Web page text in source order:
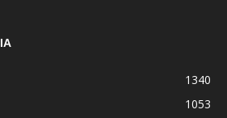
1340
1053